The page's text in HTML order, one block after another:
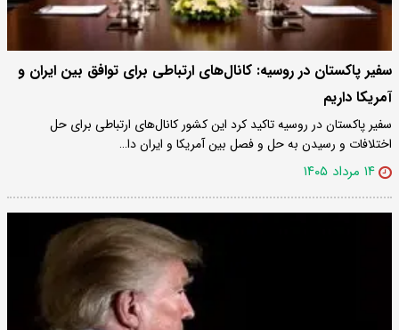
سفیر پاکستان در روسیه: کانال‌های ارتباطی برای توافق بین ایران و
آمریکا داریم
سفیر پاکستان در روسیه تاکید کرد این کشور کانال‌های ارتباطی برای حل
اختلافات و رسیدن به حل و فصل بین آمریکا و ایران دا…
۱۴ مرداد ۱۴۰۵